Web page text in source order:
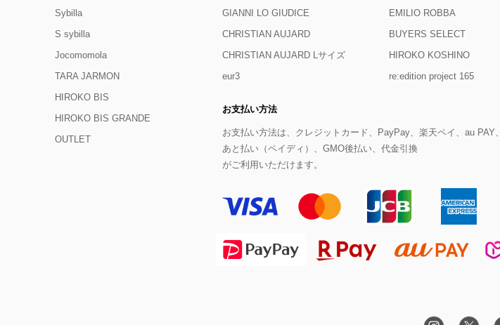
Sybilla
S sybilla
Jocomomola
TARA JARMON
GIANNI LO GIUDICE
CHRISTIAN AUJARD
CHRISTIAN AUJARD Lサイズ
eur3
EMILIO ROBBA
BUYERS SELECT
HIROKO KOSHINO
re:edition project 165
HIROKO BIS
HIROKO BIS GRANDE
OUTLET
お支払い方法
お支払い方法は、クレジットカード、PayPay、楽天ペイ、au PAY、
あと払い（ペイディ）、GMO後払い、代金引換
がご利用いただけます。